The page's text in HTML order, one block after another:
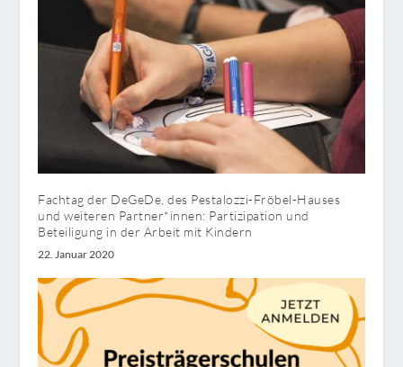
Fachtag der DeGeDe, des Pestalozzi-Fröbel-Hauses
und weiteren Partner*innen: Partizipation und
Beteiligung in der Arbeit mit Kindern
22. Januar 2020